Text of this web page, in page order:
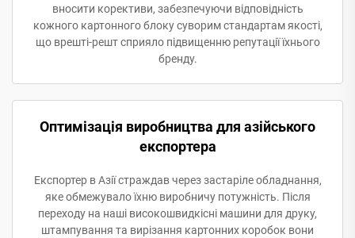
вносити корективи, забезпечуючи відповідність
кожного картонного блоку суворим стандартам якості,
що врешті-решт сприяло підвищенню репутації їхнього
бренду.
Оптимізація виробництва для азійського
експортера
Експортер в Азії страждав через застаріле обладнання,
яке обмежувало їхню виробничу потужність. Після
переходу на наші високошвидкісні машини для друку,
штампування та вирізання картонних коробок вони